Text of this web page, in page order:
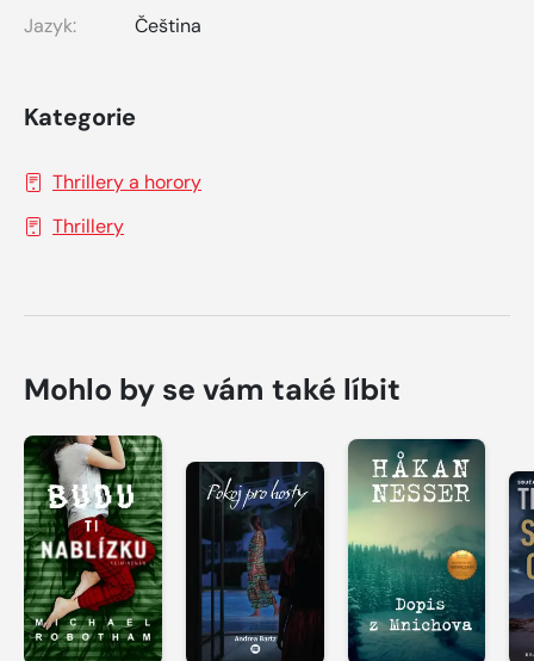
Jazyk:
Čeština
Kategorie
Thrillery a horory
Thrillery
Mohlo by se vám také líbit